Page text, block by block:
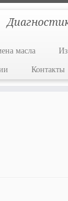
масла
Контакты